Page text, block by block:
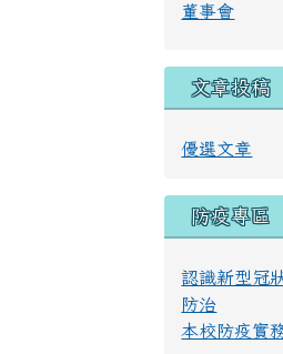
董事會
文章投稿
優選文章
防疫專區
認識新型冠
防治
本校防疫實